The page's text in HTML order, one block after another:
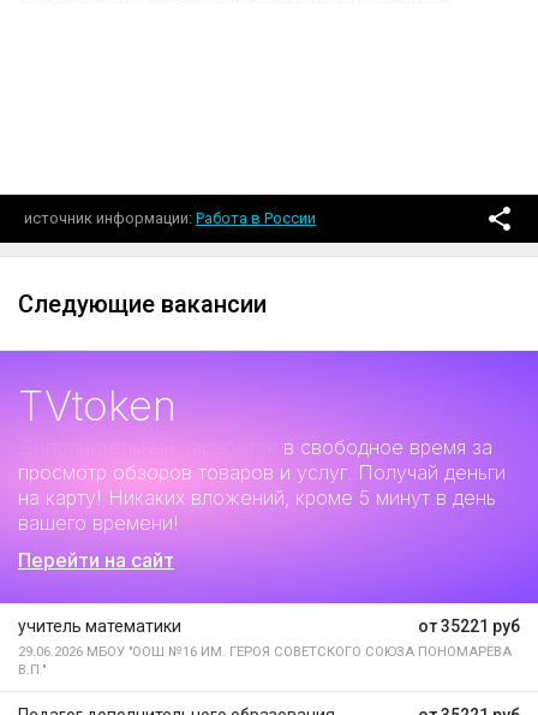
источник информации Работа в России
Следующие вакансии
TVtoken
в свободное время за
просмотр обзоров товаров и услуг. Получай деньги
на карту! Никаких вложений, кроме 5 минут в день
вашего времени!
Перейти на сайт
от 35221 руб
учитель математики
29.06.2026 МБОУ "ООШ №16 ИМ. ГЕРОЯ СОВЕТСКОГО СОЮЗА ПОНОМАРЁВА
В.П."